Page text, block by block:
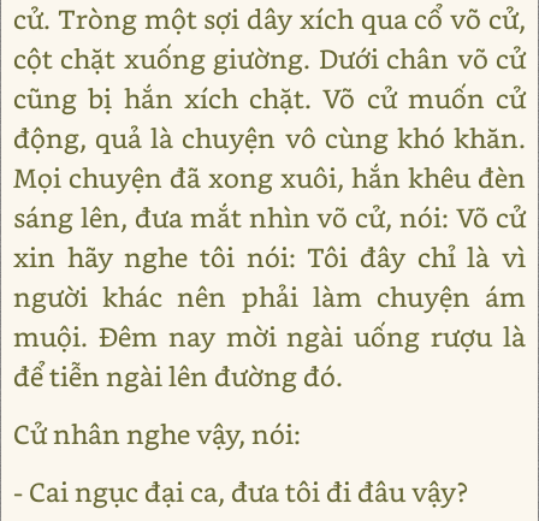
cử. Tròng một sợi dây xích qua cổ võ cử,
cột chặt xuống giường. Dưới chân võ cử
cũng bị hắn xích chặt. Võ cử muốn cử
động, quả là chuyện vô cùng khó khăn.
Mọi chuyện đã xong xuôi, hắn khêu đèn
sáng lên, đưa mắt nhìn võ cử, nói: Võ cử
xin hãy nghe tôi nói: Tôi đây chỉ là vì
người khác nên phải làm chuyện ám
muội. Đêm nay mời ngài uống rượu là
để tiễn ngài lên đường đó.
Cử nhân nghe vậy, nói:
- Cai ngục đại ca, đưa tôi đi đâu vậy?